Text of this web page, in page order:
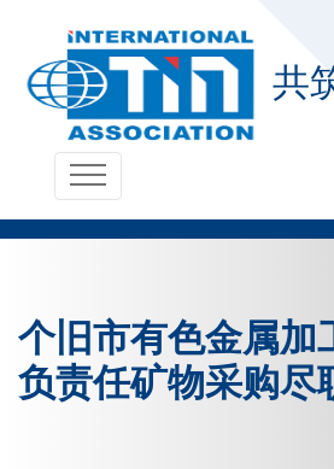
共
个旧市有色金属加
负责任矿物采购尽